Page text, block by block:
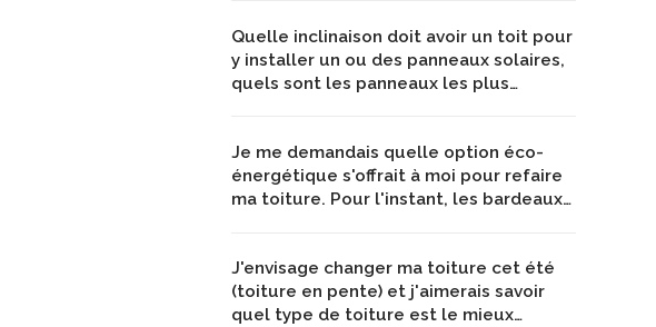
Quelle inclinaison doit avoir un toit pour
y installer un ou des panneaux solaires,
quels sont les panneaux les plus…
Je me demandais quelle option éco-
énergétique s'offrait à moi pour refaire
ma toiture. Pour l'instant, les bardeaux…
J'envisage changer ma toiture cet été
(toiture en pente) et j'aimerais savoir
quel type de toiture est le mieux…